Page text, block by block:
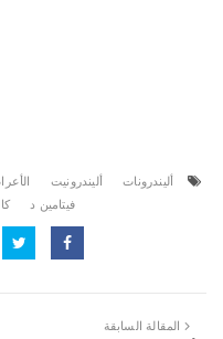
أليندرونات أليندرونيت
فيتامين د
المقالة السابقة